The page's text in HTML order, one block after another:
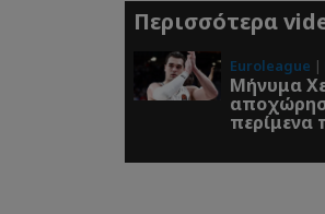
Περισσότερα
Euroleague |
Μήνυμα